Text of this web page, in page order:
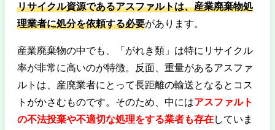
リサイクル資源であるアスファルトは、産業廃棄物処
理業者に処分を依頼する必要があります。
産業廃棄物の中でも、「がれき類」は特にリサイクル
率が非常に高いのが特徴。反面、重量があるアスファ
ルトは、産廃業者にとって長距離の輸送となるとコス
トがかさむものです。そのため、中にはアスファルト
の不法投棄や不適切な処理をする業者も存在していま